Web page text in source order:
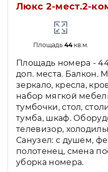
Люкс 2-мест.2-
Площадь 44кв.м.
Площадь номера - 44
доп. места. Балкон.
зеркало, кресла,
набор мягкой
тумбочки, стол,
тумба, шкаф.
телевизор,
Санузел: с душем,
полотенец, смена
уборка номера.